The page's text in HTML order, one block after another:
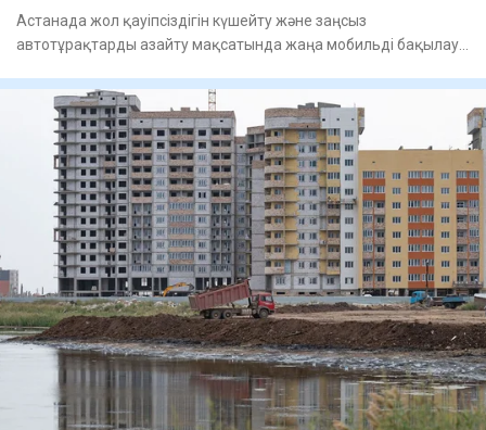
Астанада жол қауіпсіздігін күшейту және заңсыз
автотұрақтарды азайту мақсатында жаңа мобильді бақылау